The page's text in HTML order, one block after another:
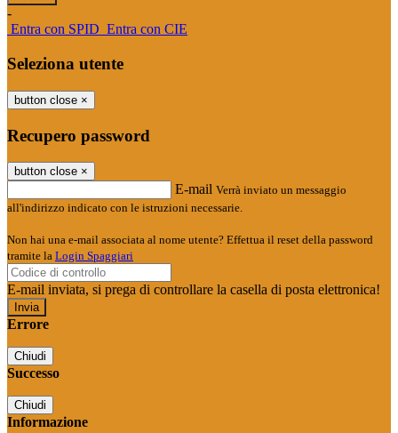
-
Entra con SPID Entra con CIE
Seleziona utente
button close ×
Recupero password
button close ×
E-mail Verrà inviato un messaggio
all'indirizzo indicato con le istruzioni necessarie.
Non hai una e-mail associata al nome utente? Effettua il reset della password
tramite la Login Spaggiari
E-mail inviata, si prega di controllare la casella di posta elettronica!
Errore
Chiudi
Successo
Chiudi
Informazione